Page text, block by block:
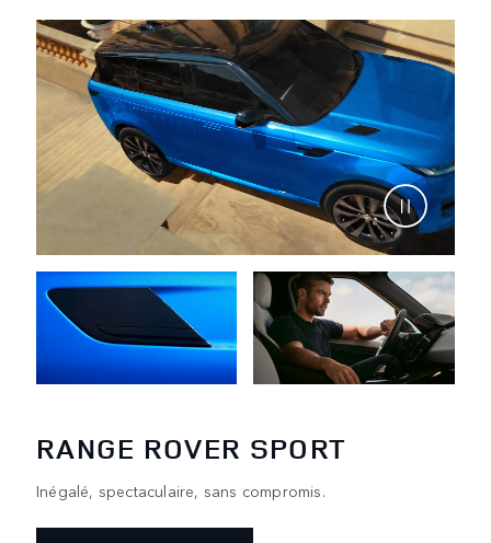
RANGE ROVER SPORT
Inégalé, spectaculaire, sans compromis.